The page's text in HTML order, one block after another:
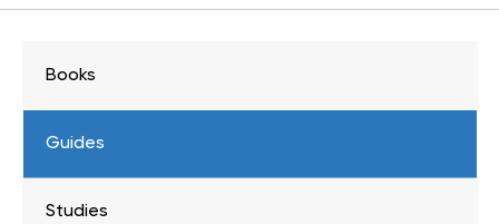
Books
Guides
Studies